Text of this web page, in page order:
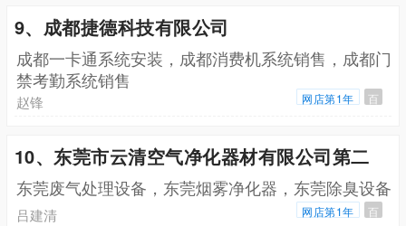
9、成都捷德科技有限公司
成都一卡通系统安装，成都消费机系统销售，成都门
禁考勤系统销售
赵锋 网店第1年 百
10、东莞市云清空气净化器材有限公司第二
东莞废气处理设备，东莞烟雾净化器，东莞除臭设备
吕建清 网店第1年 百